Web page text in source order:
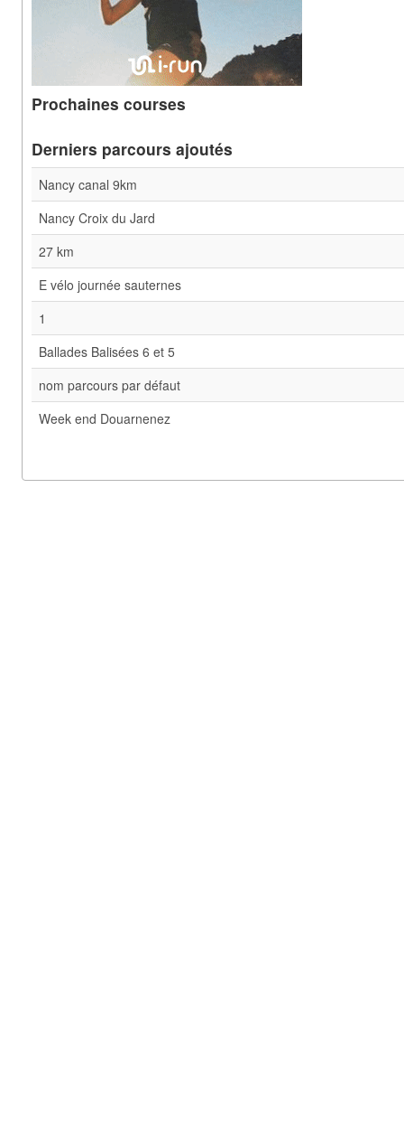
Prochaines courses
Derniers parcours ajoutés
Nancy canal 9km
Nancy Croix du Jard
27 km
E vélo journée sauternes
1
Ballades Balisées 6 et 5
nom parcours par défaut
Week end Douarnenez